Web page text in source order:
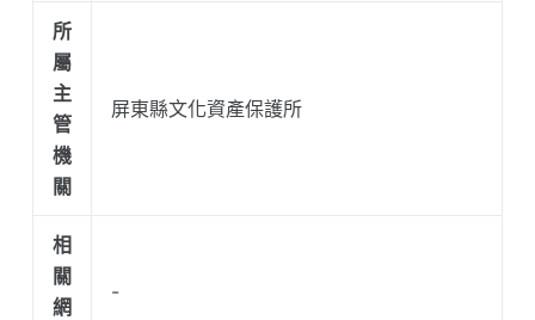
所
屬
主
管
機
關
屏東縣文化資產保護所
相
關
網
-